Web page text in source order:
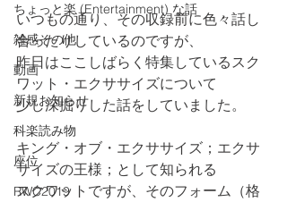
ちょっと楽 (Entertainment) な話
雑感その他
動画
新規お知らせ
科楽読み物
座位
RWC2019
いつもの通り、その収録前に色々話し
合ったりしているのですが、
昨日はここしばらく特集しているスク
ワット・エクササイズについて
少し深掘りした話をしていました。
キング・オブ・エクササイズ；エクサ
サイズの王様；として知られる
スクワットですが、そのフォーム（格